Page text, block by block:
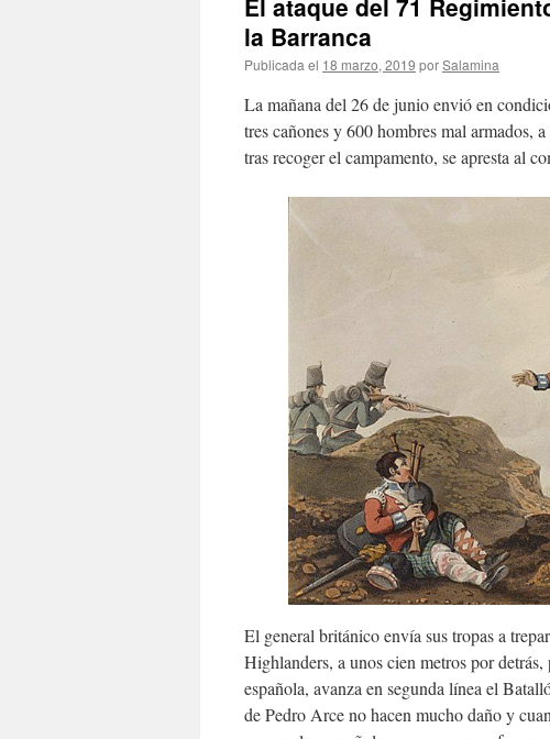
El ataque del 71
la Barranca
Publicada el 18 marzo, 2019 porSalamina
La mañana del 26 de junio envió en
tres cañones y 600 hombres mal armados,
tras recoger el campamento, se apresta al
El general británico envía sus tropas a
Highlanders, a unos cien metros por
española, avanza en segunda línea el
de Pedro Arce no hacen mucho daño y